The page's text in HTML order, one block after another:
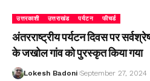
उत्तरकाशी उत्तराखंड पर्यटन फीचर्ड
अंतरराष्ट्रीय पर्यटन दिवस पर
के जखोल गांव को पुरस्कृत किया गया
Lokesh Badoni September 27, 2024